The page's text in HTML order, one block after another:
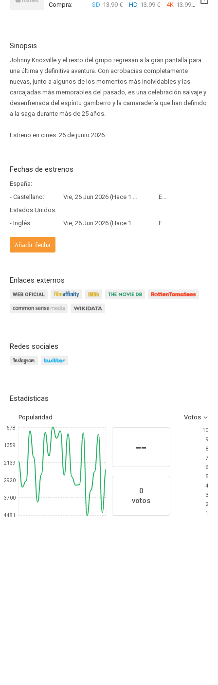
Compra: SD 13.99 € HD 13.99 € 4K 13.99 €
Sinopsis
Johnny Knoxville y el resto del grupo regresan a la gran pantalla para
una última y definitiva aventura. Con acrobacias completamente
nuevas, junto a algunos de los momentos más inolvidables y las
carcajadas más memorables del pasado, es una celebración salvaje y
desenfrenada del espíritu gamberro y la camaradería que han definido
a la saga durante más de 25 años.
Estreno en cines: 26 de junio 2026.
Fechas de estrenos
España:
- Castellano:
Vie, 26 Jun 2026 (Hace 1 mes y 10 días)
Estreno
Estados Unidos:
- Inglés:
Vie, 26 Jun 2026 (Hace 1 mes y 10 días) Estreno
Añadir fecha
Enlaces externos
Redes sociales
Estadísticas
Popularidad Votos
578
1359
2139
2920
3700
4481
--
0
votos
10
9
8
7
6
5
4
3
2
1